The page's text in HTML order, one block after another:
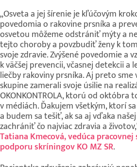
„Osveta a jej šírenie je kľúčovým
povedomia o rakovine prsníka a
osvetou môžeme odstrániť mýty a
tejto choroby a povzbudiť ženy k
svoje zdravie. Zvýšené povedomie a
k väčšej prevencii, včasnej detekcii a
liečby rakoviny prsníka. Aj preto sme
skupine zamerali svoje úsilie na
OKONKONTROLA, ktorú od
v médiách. Ďakujem všetkým, ktorí
a budem sa tešiť, ak sa aj vďaka
zachrániť čo najviac zdravia a
Tatiana Kmecová, vedúca
podporu skríningov KO MZ SR.